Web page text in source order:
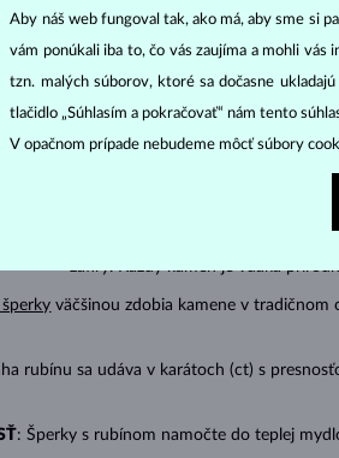
najobľúbenejších farebných
na Mohsovej stupnici má
v odtieňoch na škále
zafíry. Každý kameň je vďaka
väčšinou zdobia kamene v tradičnom
rubínu sa udáva v karátoch (ct) s
: Šperky s rubínom namočte do teplej
Aby náš web fungoval tak, ako má, aby sme si
vám ponúkali iba to, čo vás zaujíma a mohli
tzn. malých súborov, ktoré sa dočasne
tlačidlo „Súhlasím a pokračovať“ nám tento
V opačnom prípade nebudeme môcť súbory